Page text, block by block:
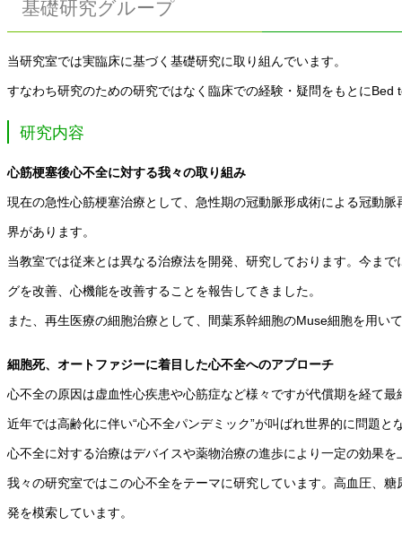
基礎研究グループ
当研究室では実臨床に基づく基礎研究に取り組んでいます。
すなわち研究のための研究ではなく臨床での経験・疑問をもとに
研究内容
心筋梗塞後心不全に対する我々の取り組み
現在の急性心筋梗塞治療として、急性期の冠動脈形成術による冠動
界があります。
当教室では従来とは異なる治療法を開発、研究しております。今ま
グを改善、心機能を改善することを報告してきました。
また、再生医療の細胞治療として、間葉系幹細胞のMuse細胞を用
細胞死、オートファジーに着目した心不全へのアプローチ
心不全の原因は虚血性心疾患や心筋症など様々ですが代償期を経て
近年では高齢化に伴い“心不全パンデミック”が叫ばれ世界的に問題と
心不全に対する治療はデバイスや薬物治療の進歩により一定の効果
我々の研究室ではこの心不全をテーマに研究しています。高血圧、
発を模索しています。